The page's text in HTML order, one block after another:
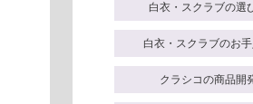
白衣・スクラブの選
白衣・スクラブのお
クラシコの商品開